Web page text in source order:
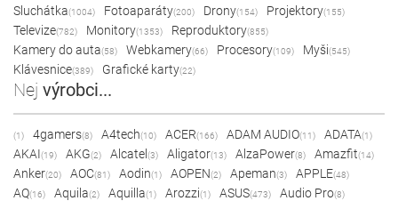
Sluchátka(1004) Fotoaparáty(200) Drony(154) Projektory(155)
Televize(782) Monitory(1353) Reproduktory(855)
Kamery do auta(58) Webkamery(66) Procesory(109) Myši(545)
Klávesnice(389) Grafické karty(22)
Nej výrobci...
(1) 4gamers(8) A4tech(10) ACER(166) ADAM AUDIO(11) ADATA(1)
AKAI(19) AKG(2) Alcatel (3) Aligator(13) AlzaPower(8) Amazfit(14)
Anker(20) AOC(81) Aodin(1) AOPEN(2) Apeman(3) APPLE(48)
AQ(16) Aquila(2) Aquilla(1) Arozzi(1) ASUS(473) Audio Pro(8)